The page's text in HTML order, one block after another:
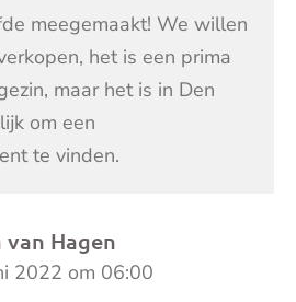
meegemaakt! We willen
het is een prima
maar het is in Den
om een
te vinden.
van Hagen
2022 om 06:00